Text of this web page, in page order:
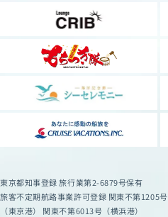
東京都知事登録 旅行業第2-6879号保有
旅客不定期航路事業許可登録 関東不第1205号
（東京港） 関東不第6013号（横浜港）